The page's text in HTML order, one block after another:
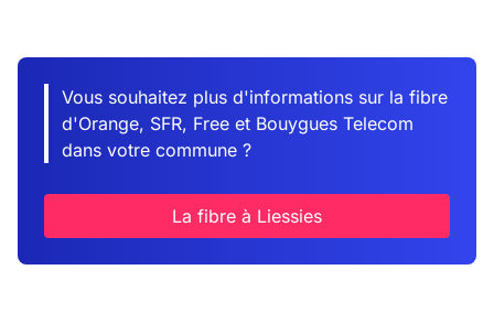
Vous souhaitez plus d'informations sur la fibre
d'Orange, SFR, Free et Bouygues Telecom
dans votre commune ?
La fibre à Liessies